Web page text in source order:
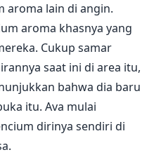
aroma lain di angin.
aroma khasnya yang
Cukup samar
saat ini di area itu,
bahwa dia baru
itu. Ava mulai
dirinya sendiri di